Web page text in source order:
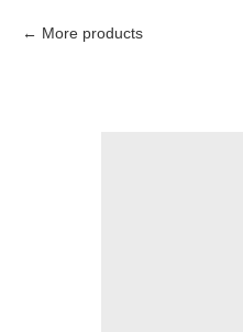
More products